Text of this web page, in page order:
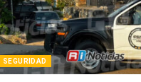
SEGURIDAD